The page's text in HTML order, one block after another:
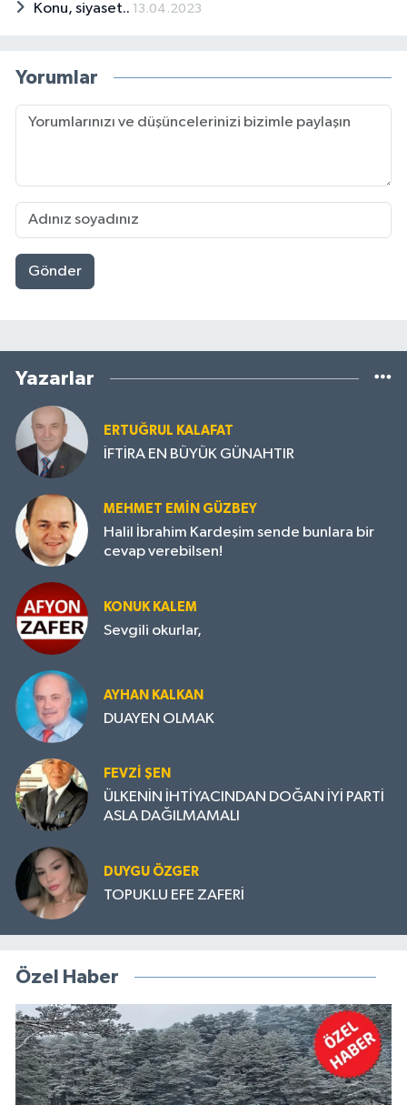
Konu, siyaset.. 13.04.2023
Yorumlar
Gönder
Yazarlar
ERTUĞRUL KALAFAT
İFTİRA EN BÜYÜK GÜNAHTIR
MEHMET EMIN GÜZBEY
Halil İbrahim Kardeşim sende bunlara bir
cevap verebilsen!
KONUK KALEM
Sevgili okurlar,
AYHAN KALKAN
DUAYEN OLMAK
FEVZI ŞEN
ÜLKENİN İHTİYACINDAN DOĞAN İYİ PARTİ
ASLA DAĞILMAMALI
DUYGU ÖZGER
TOPUKLU EFE ZAFERİ
Özel Haber